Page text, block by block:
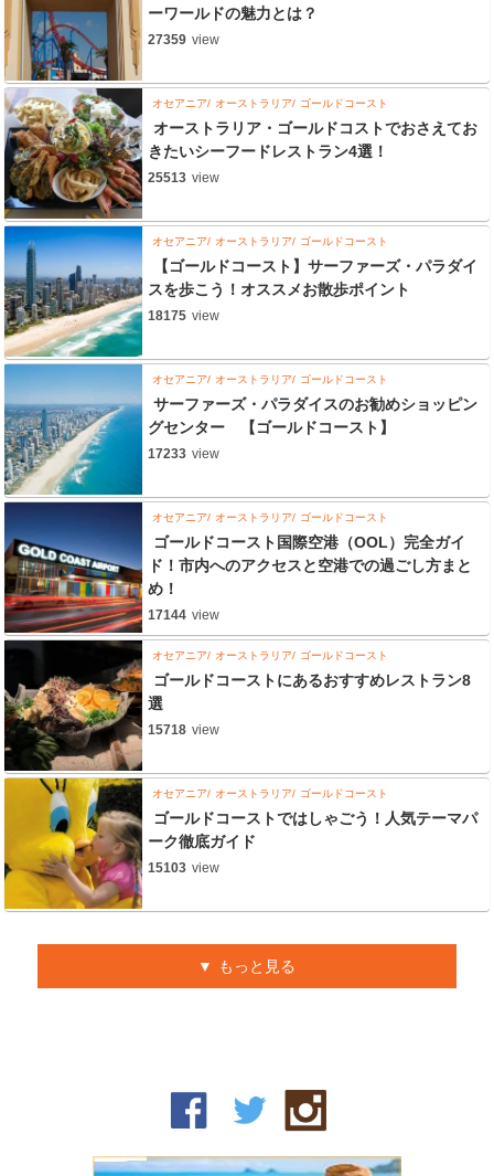
ーワールドの魅力とは？
27359 view
オセアニア オーストラリア ゴールドコースト
オーストラリア・ゴールドコストでおさえてお
きたいシーフードレストラン4選！
25513 view
オセアニア オーストラリア ゴールドコースト
【ゴールドコースト】サーファーズ・パラダイ
スを歩こう！オススメお散歩ポイント
18175 view
オセアニア オーストラリア ゴールドコースト
サーファーズ・パラダイスのお勧めショッピン
グセンター 【ゴールドコースト】
17233 view
オセアニア オーストラリア ゴールドコースト
ゴールドコースト国際空港（OOL）完全ガイ
ド！市内へのアクセスと空港での過ごし方まと
め！
17144 view
オセアニア オーストラリア ゴールドコースト
ゴールドコーストにあるおすすめレストラン8
選
15718 view
オセアニア オーストラリア ゴールドコースト
ゴールドコーストではしゃごう！人気テーマパ
ーク徹底ガイド
15103 view
もっと見る